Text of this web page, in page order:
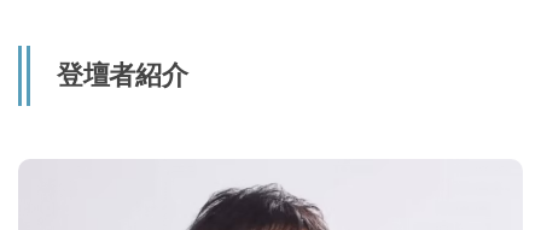
登壇者紹介